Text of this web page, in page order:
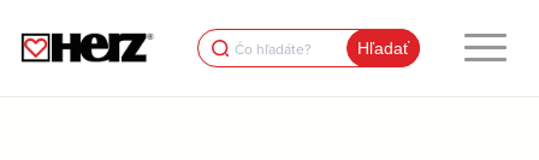
Search
for: